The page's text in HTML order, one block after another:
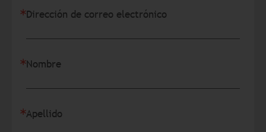
Dirección de correo electrónico
Nombre
Apellido